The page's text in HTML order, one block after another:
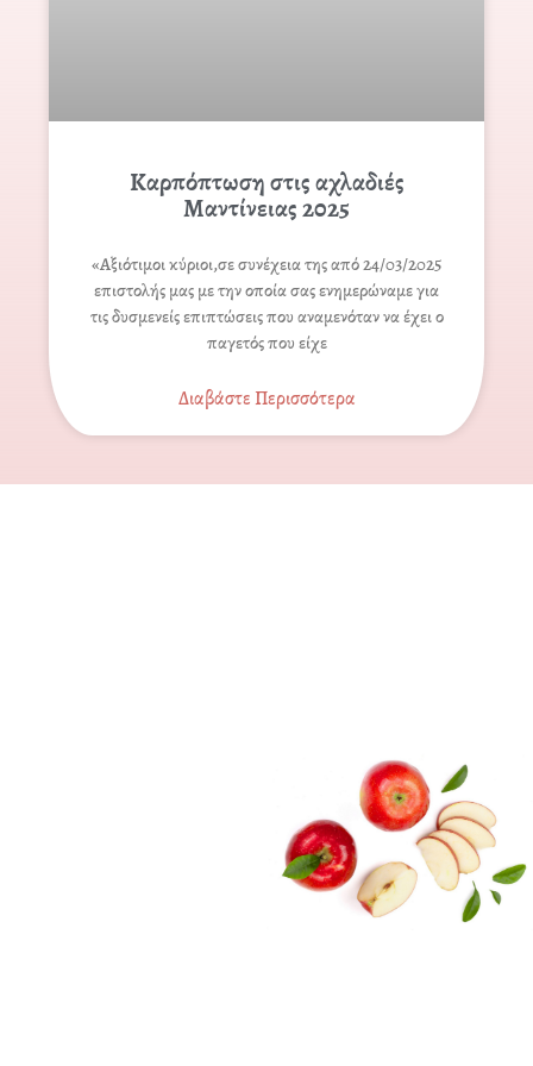
Καρπόπτωση στις αχλαδιές
Μαντίνειας 2025
«Αξιότιμοι κύριοι,σε συνέχεια της από 24/03/2025
επιστολής μας με την οποία σας ενημερώναμε για
τις δυσμενείς επιπτώσεις που αναμενόταν να έχει ο
παγετός που είχε
Διαβάστε Περισσότερα